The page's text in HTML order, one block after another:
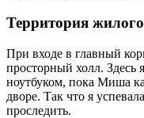
Территория
При входе в главный
просторный холл. Здесь
ноутбуком, пока Миша
дворе. Так что я
проследить.